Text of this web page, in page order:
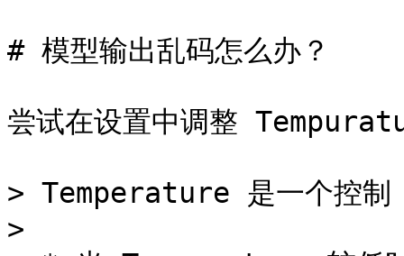
# 模型输出乱码怎么办？
尝试在设置中调整
> Temperature 是一个控制
>